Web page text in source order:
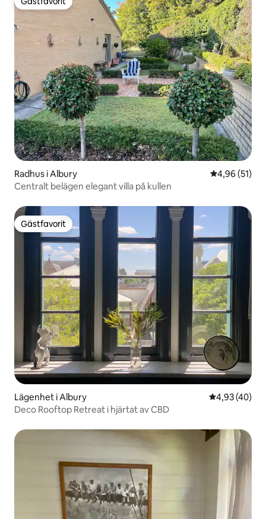
Gästfavorit
Radhus i Albury 4,96 av 5 i
4,96 (51)
Centralt belägen elegant villa på kullen
Gästfavorit
Gästfavorit
Lägenhet i Albury 4,93 av 5 i
4,93 (40)
Deco Rooftop Retreat i hjärtat av CBD